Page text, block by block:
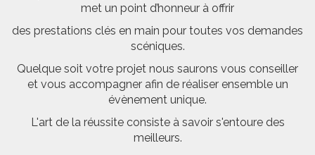
met un point d’honneur à offrir
des prestations clés en main pour toutes vos demandes
scéniques.
Quelque soit votre projet nous saurons vous conseiller
et vous accompagner afin de réaliser ensemble un
évènement unique.
L'art de la réussite consiste à savoir s'entoure des
meilleurs.